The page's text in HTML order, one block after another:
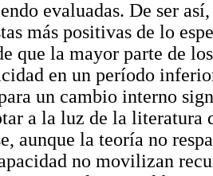
evaluadas. De ser
más positivas de lo
que la mayor parte de
en un período
un cambio interno
a la luz de la
aunque la teoría no
no movilizan